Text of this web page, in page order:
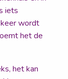
iets
wordt
het de
het kan